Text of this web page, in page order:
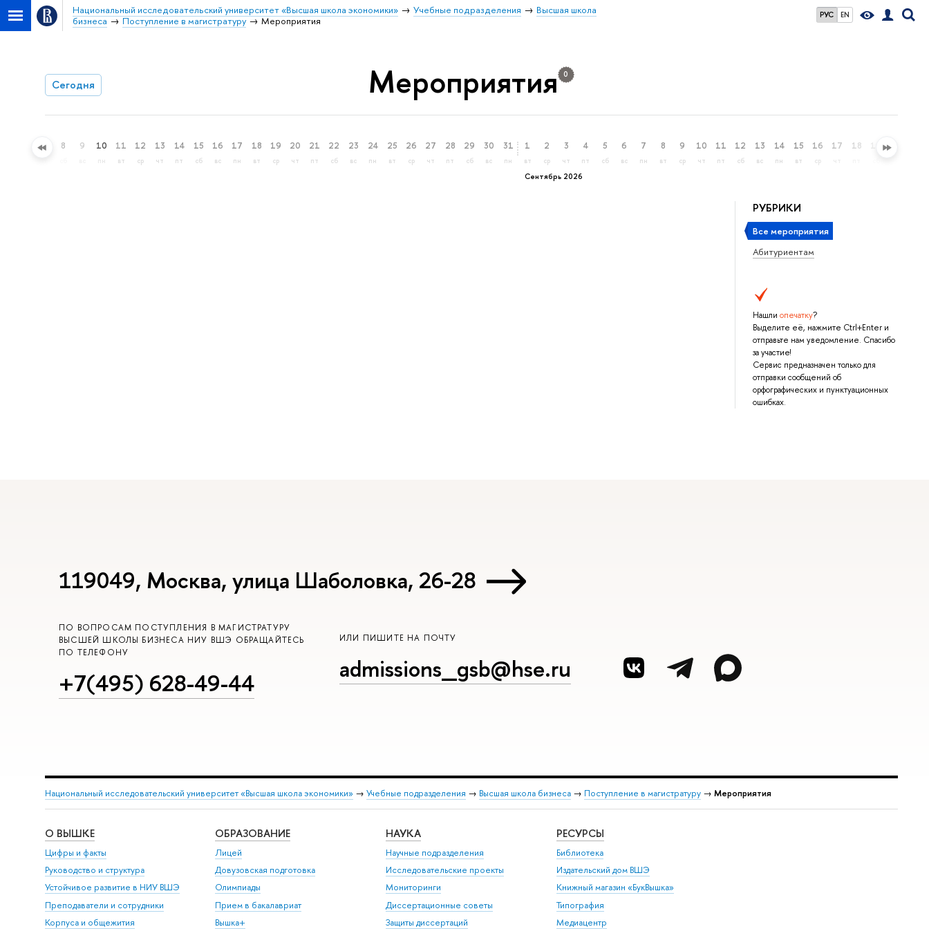
РУС EN
Национальный исследовательский университет «Высшая школа экономики» Учебные подразделения
Высшая школа
бизнеса
Поступление в магистратуру Мероприятия
Сегодня Мероприятия 0
7 8 9 10
пн
11
вт
12
ср
13
чт
14
пт
15
сб
16
вс
17
пн
18
вт
19
ср
20
чт
21
пт
22
сб
23
вс
24
пн
25
вт
26
ср
27
чт
28
пт
29
сб
30
вс
31
пн
Сентябрь 2026
1
вт
2
ср
3
чт
4
пт
5
сб
6
вс
7
пн
8
вт
9
ср
10
чт
11
пт
12
сб
13
вс
14
пн
15
вт
16
ср
17 18 20
РУБРИКИ
Все мероприятия
Абитуриентам
Нашли опечатку?
Выделите её, нажмите Ctrl+Enter и
отправьте нам уведомление. Спасибо
за участие!
Сервис предназначен только для
отправки сообщений об
орфографических и пунктуационных
ошибках.
119049, Москва, улица Шаболовка, 26-28
ПО ВОПРОСАМ ПОСТУПЛЕНИЯ В МАГИСТРАТУРУ
ВЫСШЕЙ ШКОЛЫ БИЗНЕСА НИУ ВШЭ ОБРАЩАЙТЕСЬ
ПО ТЕЛЕФОНУ
+7(495) 628-49-44
ИЛИ ПИШИТЕ НА ПОЧТУ
admissions_gsb@hse.ru
Национальный исследовательский университет «Высшая школа экономики» → Учебные подразделения → Высшая школа бизнеса→ Поступление в магистратуру→ Мероприятия
О ВЫШКЕ
Цифры и факты
Руководство и структура
Устойчивое развитие в НИУ ВШЭ
Преподаватели и сотрудники
Корпуса и общежития
ОБРАЗОВАНИЕ
Лицей
Довузовская подготовка
Олимпиады
Прием в бакалавриат
Вышка+
НАУКА
Научные подразделения
Исследовательские проекты
Мониторинги
Диссертационные советы
Защиты диссертаций
РЕСУРСЫ
Библиотека
Издательский дом ВШЭ
Книжный магазин «БукВышка»
Типография
Медиацентр